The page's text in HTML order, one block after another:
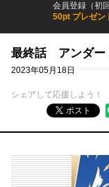
会員登録（初
50pt プレゼン
最終話 アンダー
2023年05月18日
シェアして応援しよう！
ポスト